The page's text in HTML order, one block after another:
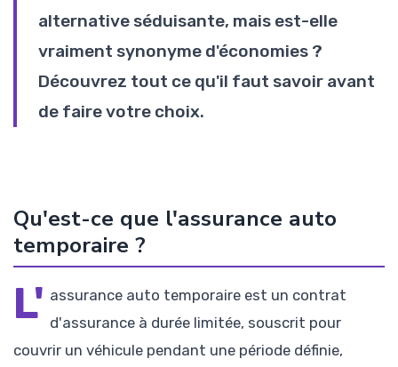
alternative séduisante, mais est-elle
vraiment synonyme d'économies ?
Découvrez tout ce qu'il faut savoir avant
de faire votre choix.
Qu'est-ce que l'assurance auto
temporaire ?
L' assurance auto temporaire est un contrat
d'assurance à durée limitée, souscrit pour
couvrir un véhicule pendant une période définie,